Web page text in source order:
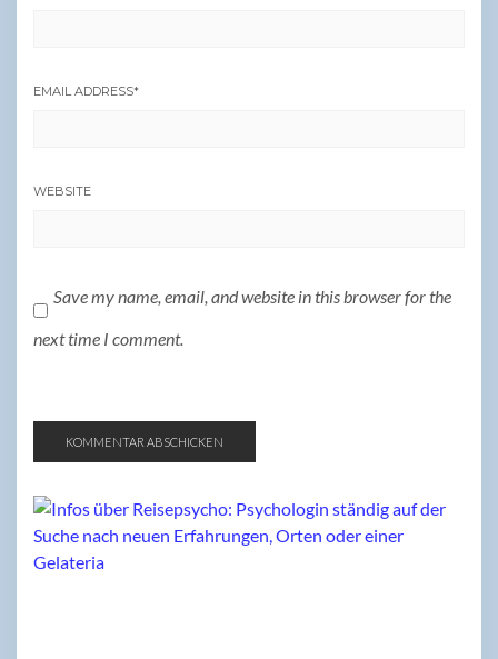
EMAIL ADDRESS*
WEBSITE
Save my name, email, and website in this browser for the
next time I comment.